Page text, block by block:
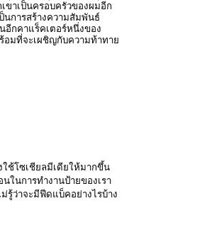
ขาเป็นครอบครัวของผมอีก
นการสร้างความสัมพันธ์
อีกคาแร็คเตอร์หนึ่งของ
อมที่จะเผชิญกับความท้าทาย
ใช้โซเชียลมีเดียให้มากขึ้น
ในการทำงานป้ายของเรา
รู้ว่าจะมีฟีดแบ็คอย่างไรบ้าง